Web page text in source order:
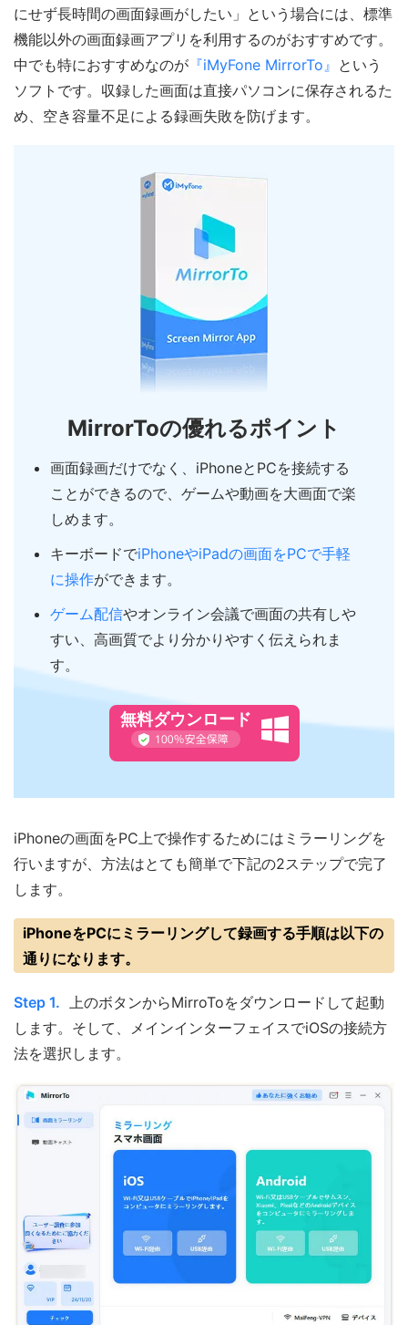
にせず長時間の画面録画がしたい」という場合には、標準
機能以外の画面録画アプリを利用するのがおすすめです。
中でも特におすすめなのが 『iMyFone MirrorTo』 という
ソフトです。収録した画面は直接パソコンに保存されるた
め、空き容量不足による録画失敗を防げます。
MirrorToの優れるポイント
画面録画だけでなく、iPhoneとPCを接続する
ことができるので、ゲームや動画を大画面で楽
しめます。
キーボードでiPhoneやiPadの画面をPCで手軽
に操作ができます。
ゲーム配信やオンライン会議で画面の共有しや
すい、高画質でより分かりやすく伝えられま
す。
無料ダウンロード
iPhoneの画面をPC上で操作するためにはミラーリングを
行いますが、方法はとても簡単で下記の2ステップで完了
します。
iPhoneをPCにミラーリングして録画する手順は以下の
通りになります。
Step 1.
上のボタンからMirroToをダウンロードして起動
します。そして、メインインターフェイスでiOSの接続方
法を選択します。